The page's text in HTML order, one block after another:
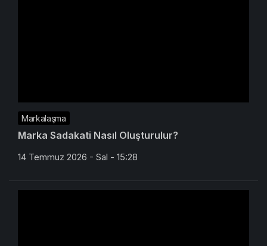
Markalaşma
Marka Sadakati Nasıl Oluşturulur?
14 Temmuz 2026 - Sal - 15:28